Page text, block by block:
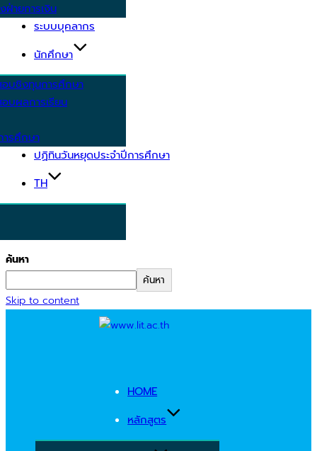
ฝ่ายการเงิน
ระบบบุคลากร
นักศึกษา
บชิงทุนการศึกษา
บผลการเรียน
รศึกษา
ปฏิทินวันหยุดประจำปีการศึกษา
TH
ค้นหา
ค้นหา
Skip to content
HOME
หลักสูตร